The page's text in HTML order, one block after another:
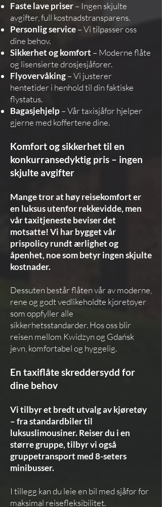
Faste lave priser– Ingen skjulte
avgifter, full kostnadstransparens.
Personlig service– Vi tilpasser oss
dine behov.
Sikkerhet og komfort – Moderne flåte
og lisensierte drosjesjåfører.
Flyovervåking– Vi justerer
hentetider i henhold til din faktiske
flystatus.
Bagasjehjelp– Vår taxisjåfør hjelper
gjerne med koffertene dine.
Komfort og sikkerhet til en
konkurransedyktig pris – ingen
skjulte avgifter
Mange tror at høy reisekomfort er
en luksus utenfor rekkevidde, men
vår taxitjeneste beviser det
motsatte! Vi har bygget vår
prispolicy rundt ærlighet og
åpenhet, noe som betyr ingen skjulte
kostnader.
Dessuten består flåten vår av moderne,
rene og godt vedlikeholdte kjøretøyer
som oppfyller alle
sikkerhetsstandarder. Hos oss blir
reisen mellom Kwidzyn og Gdańsk
jevn, komfortabel og hyggelig.
En taxiflåte skreddersydd for
dine behov
Vi tilbyr et bredt utvalg av kjøretøy
– fra standardbiler til
luksuslimousiner. Reiser du i en
større gruppe, tilbyr vi også
gruppetransport med 8-seters
minibusser.
I tillegg kan du leie en bil med sjåfør for
maksimal reisefleksibilitet.